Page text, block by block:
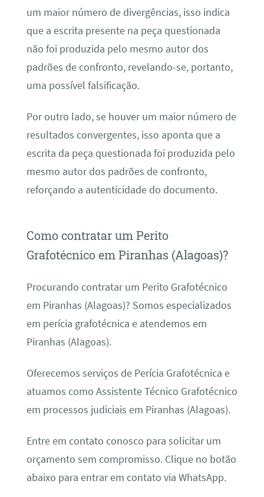
um maior número de divergências, isso indica
que a escrita presente na peça questionada
não foi produzida pelo mesmo autor dos
padrões de confronto, revelando-se, portanto,
uma possível falsificação.
Por outro lado, se houver um maior número de
resultados convergentes, isso aponta que a
escrita da peça questionada foi produzida pelo
mesmo autor dos padrões de confronto,
reforçando a autenticidade do documento.
Como contratar um Perito
Grafotécnico em Piranhas (Alagoas)?
Procurando contratar um Perito Grafotécnico
em Piranhas (Alagoas)? Somos especializados
em perícia grafotécnica e atendemos em
Piranhas (Alagoas).
Oferecemos serviços de Perícia Grafotécnica e
atuamos como Assistente Técnico Grafotécnico
em processos judiciais em Piranhas (Alagoas).
Entre em contato conosco para solicitar um
orçamento sem compromisso. Clique no botão
abaixo para entrar em contato via WhatsApp.